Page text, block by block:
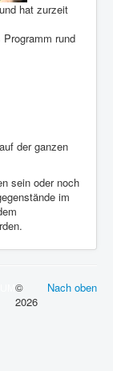
hat zurzeit
rund
der ganzen
sein oder noch
im
Nach oben
©
2026